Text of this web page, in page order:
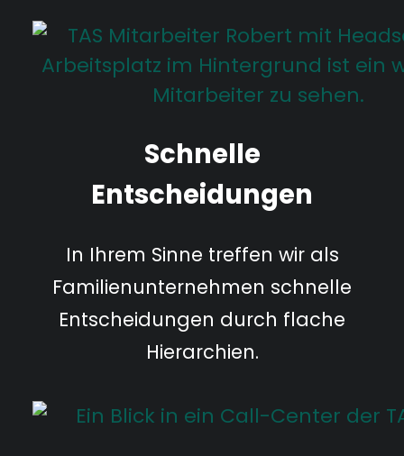
Schnelle
Entscheidungen
In Ihrem Sinne treffen wir als
Familienunternehmen schnelle
Entscheidungen durch flache
Hierarchien.